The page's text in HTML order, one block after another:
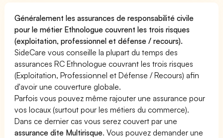
Généralement les assurances de responsabilité civile
pour le métier Ethnologue couvrent les trois risques
(exploitation, professionnel et défense / recours).
SideCare vous conseille la plupart du temps des
assurances RC Ethnologue couvrant les trois risques
(Exploitation, Professionnel et Défense / Recours) afin
d'avoir une couverture globale.
Parfois vous pouvez même rajouter une assurance pour
vos locaux (surtout pour les métiers du commerce).
Dans ce dernier cas vous serez couvert par une
assurance dite Multirisque. Vous pouvez demander une